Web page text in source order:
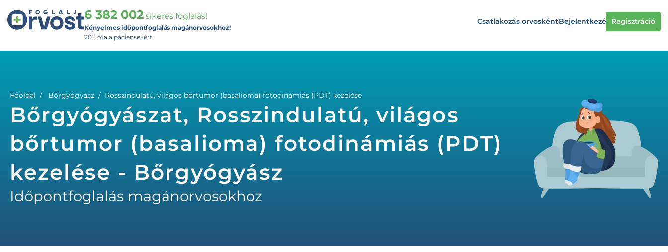
6 382 002 sikeres foglalás!
Kényelmes időpontfoglalás magánorvosokhoz!
2011 óta a páciensekért
Csatlakozás orvoskéntBejelentkezés Regisztráció
Főoldal Bőrgyógyász Rosszindulatú, világos bőrtumor (basalioma) fotodinámiás (PDT) kezelése
Bőrgyógyászat, Rosszindulatú, világos
bőrtumor (basalioma) fotodinámiás (PDT)
kezelése - Bőrgyógyász
Időpontfoglalás magánorvosokhoz